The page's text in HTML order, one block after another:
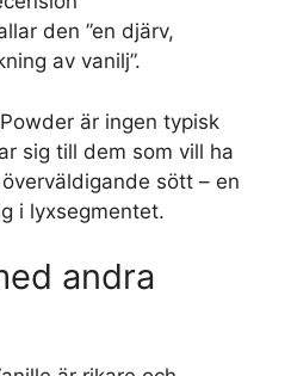
den ”en djärv,
av vanilj”.
är ingen typisk
sig till dem som vill ha
sött – en
i lyxsegmentet.
andra